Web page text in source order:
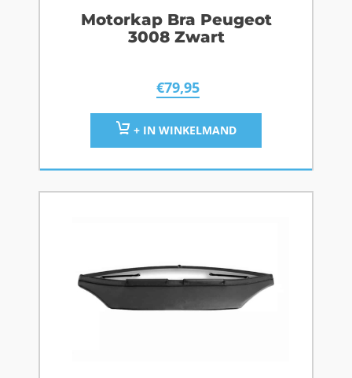
Motorkap Bra Peugeot
3008 Zwart
€79,95
+ IN WINKELMAND